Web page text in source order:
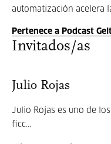
automatización acelera
Pertenece a Podcast
Invitados/as
Julio Rojas
Julio Rojas es uno de
ficc...